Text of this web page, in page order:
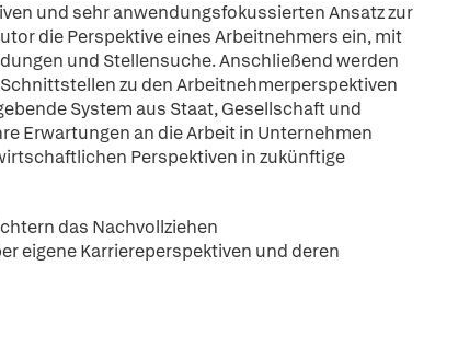
und sehr anwendungsfokussierten Ansatz zur
die Perspektive eines Arbeitnehmers ein, mit
und Stellensuche. Anschließend werden
zu den Arbeitnehmerperspektiven
System aus Staat, Gesellschaft und
Erwartungen an die Arbeit in Unternehmen
Perspektiven in zukünftige
das Nachvollziehen
eigene Karriereperspektiven und deren